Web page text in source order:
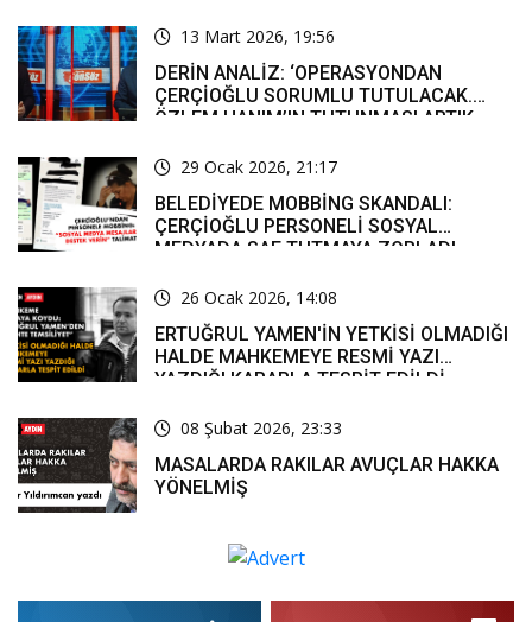
13 Mart 2026, 19:56
DERİN ANALİZ: ‘OPERASYONDAN
ÇERÇİOĞLU SORUMLU TUTULACAK.
ÖZLEM HANIM’IN TUTUNMASI ARTIK
29 Ocak 2026, 21:17
BELEDİYEDE MOBBİNG SKANDALI:
ÇERÇİOĞLU PERSONELİ SOSYAL
MEDYADA SAF TUTMAYA ZORLADI
26 Ocak 2026, 14:08
ERTUĞRUL YAMEN'İN YETKİSİ OLMADIĞI
HALDE MAHKEMEYE RESMİ YAZI
YAZDIĞI KARARLA TESPİT EDİLDİ
08 Şubat 2026, 23:33
MASALARDA RAKILAR AVUÇLAR HAKKA
YÖNELMİŞ